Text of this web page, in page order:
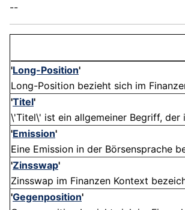
--
'Long-Position'
Long-Position bezieht sich im
'Titel'
\'Titel\' ist ein allgemeiner Begriff,
'Emission'
Eine Emission in der Börsensprache
'Zinsswap'
Zinsswap im Finanzen Kontext
'Gegenposition'